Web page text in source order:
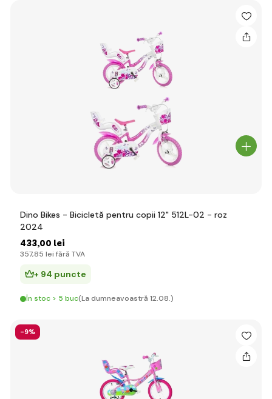
Dino Bikes - Bicicletă pentru copii 12" 512L-02 - roz
2024
433,00 lei
357,85 lei fără TVA
+ 94 puncte
În stoc > 5 buc(La dumneavoastră 12.08.)
-9%